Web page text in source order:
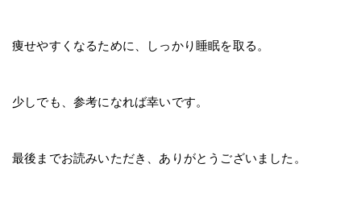
痩せやすくなるために、しっかり睡眠を取る。
少しでも、参考になれば幸いです。
最後までお読みいただき、ありがとうございました。